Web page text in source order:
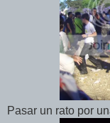
Pasar un rato por